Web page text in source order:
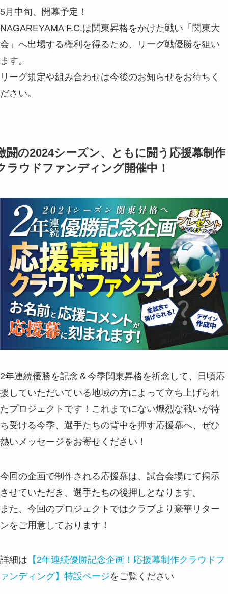
5月中旬、開幕予定！
NAGAREYAMA F.C.は関東昇格をかけた戦い「関東大
会」へ出場する権利を得るため、リーグ戦優勝を狙い
ます。
リーグ規定や組み合わせは今後のお知らせをお待ちく
ださい。
闘の2024シーズン、ともに闘う応援幕制作
ラウドファンディング開催中！
2年連続優勝を記念＆今季関東昇格を祈念して、日頃応
援していただいている地域の方によって立ち上げられ
たプロジェクトです！これまでにない熾烈な戦いが待
ち受ける今季、選手たちの背中を押す応援幕へ、ぜひ
熱いメッセージをお寄せください！
今回の企画で制作される応援幕は、試合会場にて掲示
させていただき、選手たちの後押しとなります。
また、今回のプロジェクトではクラブより豪華リター
ンをご用意しております！
詳細は 【2年連続優勝記念企画！応援幕制作クラウドフ
ァンディング】特設ページをご覧ください